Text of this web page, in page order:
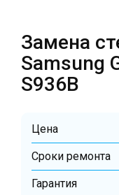
Партнерам
Интернет-магазин
Запчасти для
Театральная
г. Киев, ул. Крещатик 44-А
г. Киев, ТЦ LAKE PLAZA, ул.
Замена
Samsung
S936B
Цена
Cроки ремонта
Гарантия